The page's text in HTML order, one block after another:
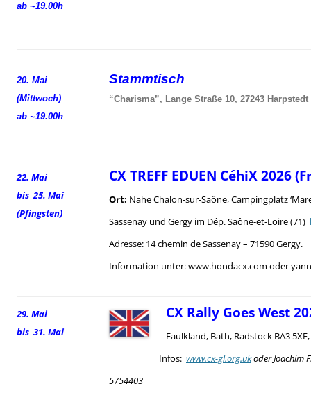
ab ~19.00h
20. Mai
(Mittwoch)
ab ~19.00h
Stammtisch
“Charisma”, Lange Straße 10, 27243 Harpstedt
22. Mai
bis 25. Mai
(Pfingsten)
CX TREFF EDUEN CéhiX 2026
Ort: Nahe Chalon-sur-Saône, Campingplatz
Sassenay und Gergy im Dép. Saône-et-Loire (71)
Adresse: 14 chemin de Sassenay – 71590 Gergy.
Information unter: www.hondacx.com oder
29. Mai
bis 31. Mai
CX Rally Goes West
Faulkland, Bath, Radstock BA3
Infos: www.cx-gl.org.ukoder Joachim
5754403